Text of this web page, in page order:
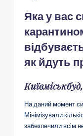
Яка у вас
як йдуть
На даний момент
Мінімізували
забезпечили всім